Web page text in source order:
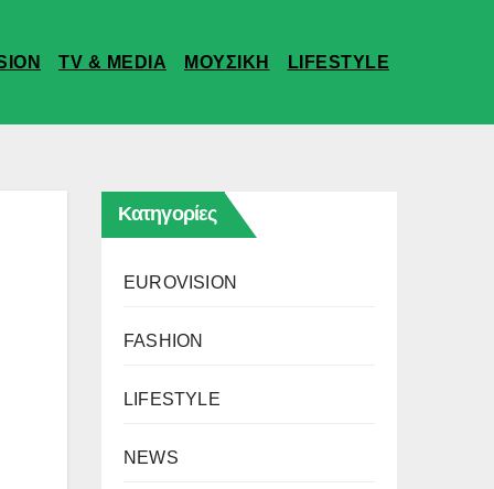
TV & MEDIA ΜΟΥΣΙΚΗ LIFESTYLE
Κατηγορίες
EUROVISION
FASHION
LIFESTYLE
NEWS